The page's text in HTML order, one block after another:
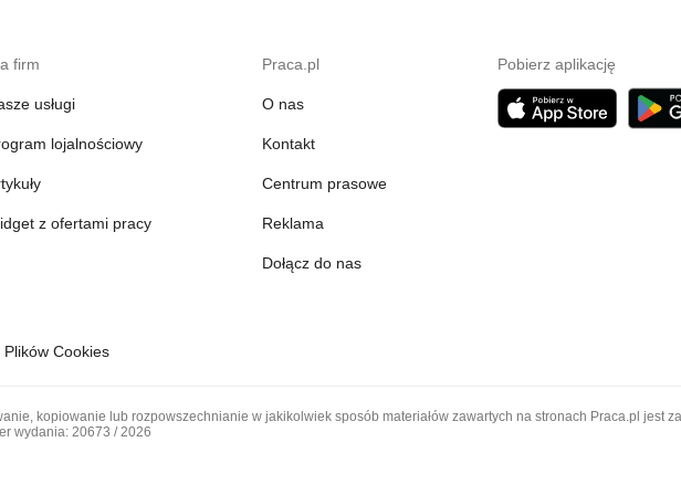
firm
usługi
lojalnościowy
z ofertami pracy
Praca.pl
O nas
Kontakt
Centrum prasowe
Reklama
Dołącz do nas
Pobierz aplikację
Plików Cookies
kopiowanie lub rozpowszechnianie w jakikolwiek sposób materiałów zawartych na stronach Praca.pl jest
wydania: 20673 / 2026